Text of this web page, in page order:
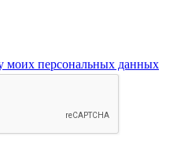
моих персональных данных